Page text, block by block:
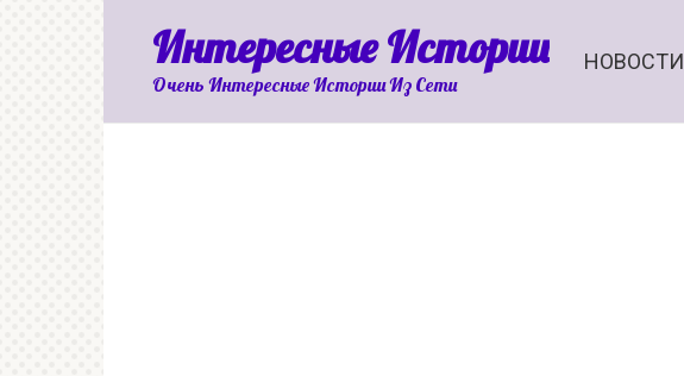
Интересные Истории
Очень Интересные Истории Из Сети
НОВОСТИ